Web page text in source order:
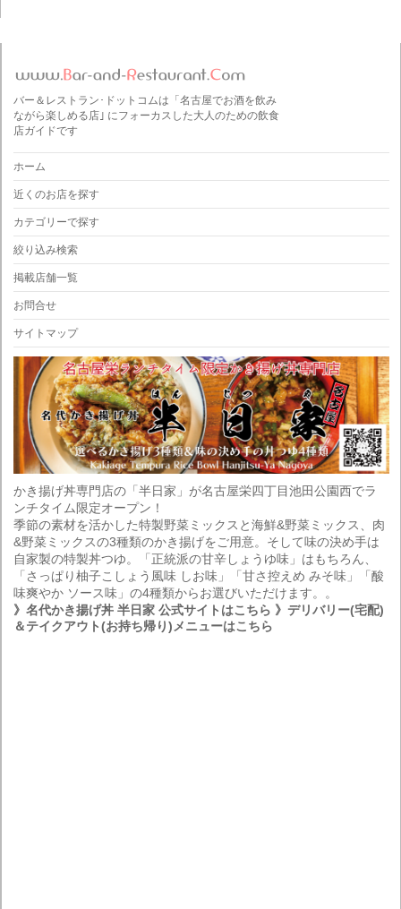
バー＆レストラン･ドットコムは「名古屋でお酒を飲み
ながら楽しめる店｣ にフォーカスした大人のための飲食
店ガイドです
ホーム
近くのお店を探す
カテゴリーで探す
絞り込み検索
掲載店舗一覧
お問合せ
サイトマップ
かき揚げ丼専門店の「半日家」が名古屋栄四丁目池田公園西でラ
ンチタイム限定オープン！
季節の素材を活かした特製野菜ミックスと海鮮&野菜ミックス、肉
&野菜ミックスの3種類のかき揚げをご用意。そして味の決め手は
自家製の特製丼つゆ。「正統派の甘辛しょうゆ味」はもちろん、
「さっぱり柚子こしょう風味 しお味」「甘さ控えめ みそ味」「酸
味爽やか ソース味」の4種類からお選びいただけます。。
》名代かき揚げ丼 半日家 公式サイトはこちら 》デリバリー(宅配)
＆テイクアウト(お持ち帰り)メニューはこちら